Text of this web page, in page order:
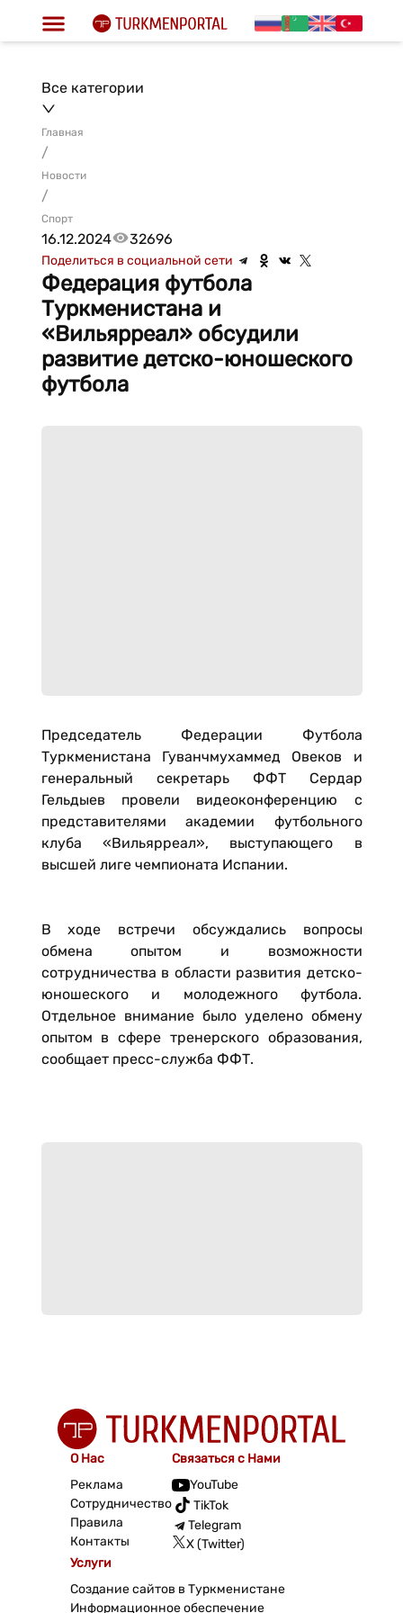
Все категории
Главная
/
Новости
/
Спорт
16.12.2024 32696
Поделиться в социальной сети
Федерация футбола
Туркменистана и
«Вильярреал» обсудили
развитие детско-юношеского
футбола
Председатель Федерации Футбола
Туркменистана Гуванчмухаммед Овеков и
генеральный секретарь ФФТ Сердар
Гельдыев провели видеоконференцию с
представителями академии футбольного
клуба «Вильярреал», выступающего в
высшей лиге чемпионата Испании.
В ходе встречи обсуждались вопросы
обмена опытом и возможности
сотрудничества в области развития детско-
юношеского и молодежного футбола.
Отдельное внимание было уделено обмену
опытом в сфере тренерского образования,
сообщает пресс-служба ФФТ.
О Нас
Реклама
Сотрудничество
Правила
Контакты
Связаться с Нами
YouTube
TikTok
Telegram
X (Twitter)
Услуги
Создание сайтов в Туркменистане
Информационное обеспечение